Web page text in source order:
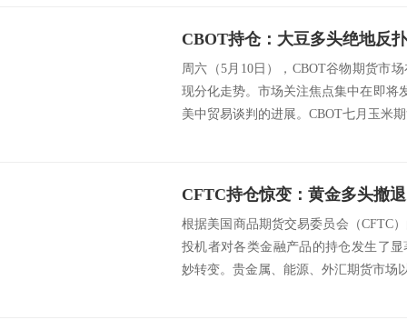
周六（5月10日），CBOT谷物期货市
现分化走势。市场关注焦点集中在即将
美中贸易谈判的进展。CBOT七月玉米
根据美国商品期货交易委员会（CFTC
投机者对各类金融产品的持仓发生了
妙转变。贵金属、能源、外汇期货市场